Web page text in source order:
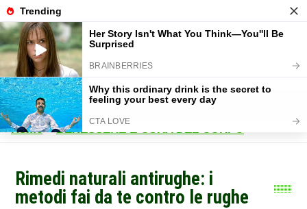
Home>BENESSERE E CURA DEL CORPO
Rimedi naturali antirughe: i
metodi fai da te contro le rughe